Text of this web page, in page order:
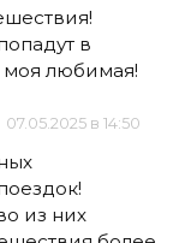
в
моя любимая!
07.05.2025 в 14:50
из них